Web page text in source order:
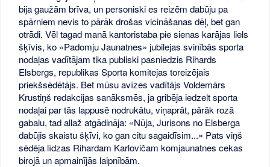
bija gaužām brīva, un personiski es reizēm dabūju pa
spārniem nevis to pārāk drošas vicināšanas dēļ, bet gan
otrādi. Vēl tagad manā kantoristaba pie sienas karājas liels
šķīvis, ko «Padomju Jaunatnes» jubilejas svinībās sporta
nodaļas vadītājam tika publiski pasniedzis Rihards
Elsbergs, republikas Sporta komitejas toreizējais
priekšsēdētājs. Bet mūsu avīzes vadītājs Voldemārs
Krustiņš redakcijas sanāksmēs, ja gribēja iedzelt sporta
nodaļai par tās lappusē nodrukātu, viņaprāt, pārāk rozā
gabalu, tad allaž atgādināja: «Nūja, Jurisons no Elsberga
dabūjis skaistu šķīvi, ko gan citu sagaidīsim...» Pats viņš
sēdēja līdzas Rihardam Karlovičam komjaunatnes cekas
birojā un apmainījās laipnībām.